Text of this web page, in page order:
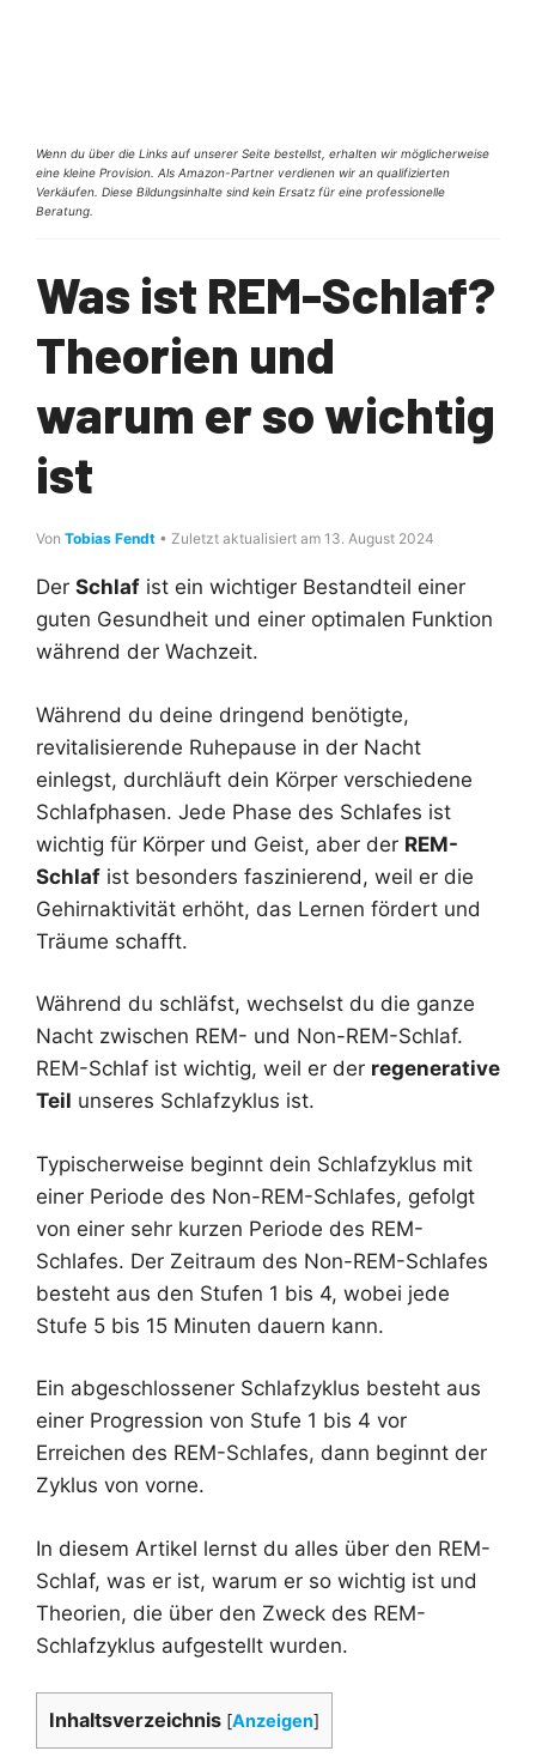
Wenn du über die Links auf unserer Seite bestellst, erhalten wir möglicherweise
eine kleine Provision. Als Amazon-Partner verdienen wir an qualifizierten
Verkäufen. Diese Bildungsinhalte sind kein Ersatz für eine professionelle
Beratung.
Was ist REM-Schlaf?
Theorien und
warum er so wichtig
ist
Von Tobias Fendt • Zuletzt aktualisiert am 13. August 2024
Der Schlaf ist ein wichtiger Bestandteil einer
guten Gesundheit und einer optimalen Funktion
während der Wachzeit.
Während du deine dringend benötigte,
revitalisierende Ruhepause in der Nacht
einlegst, durchläuft dein Körper verschiedene
Schlafphasen. Jede Phase des Schlafes ist
wichtig für Körper und Geist, aber der REM-
Schlaf ist besonders faszinierend, weil er die
Gehirnaktivität erhöht, das Lernen fördert und
Träume schafft.
Während du schläfst, wechselst du die ganze
Nacht zwischen REM- und Non-REM-Schlaf.
REM-Schlaf ist wichtig, weil er der regenerative
Teil unseres Schlafzyklus ist.
Typischerweise beginnt dein Schlafzyklus mit
einer Periode des Non-REM-Schlafes, gefolgt
von einer sehr kurzen Periode des REM-
Schlafes. Der Zeitraum des Non-REM-Schlafes
besteht aus den Stufen 1 bis 4, wobei jede
Stufe 5 bis 15 Minuten dauern kann.
Ein abgeschlossener Schlafzyklus besteht aus
einer Progression von Stufe 1 bis 4 vor
Erreichen des REM-Schlafes, dann beginnt der
Zyklus von vorne.
In diesem Artikel lernst du alles über den REM-
Schlaf, was er ist, warum er so wichtig ist und
Theorien, die über den Zweck des REM-
Schlafzyklus aufgestellt wurden.
Inhaltsverzeichnis [Anzeigen]